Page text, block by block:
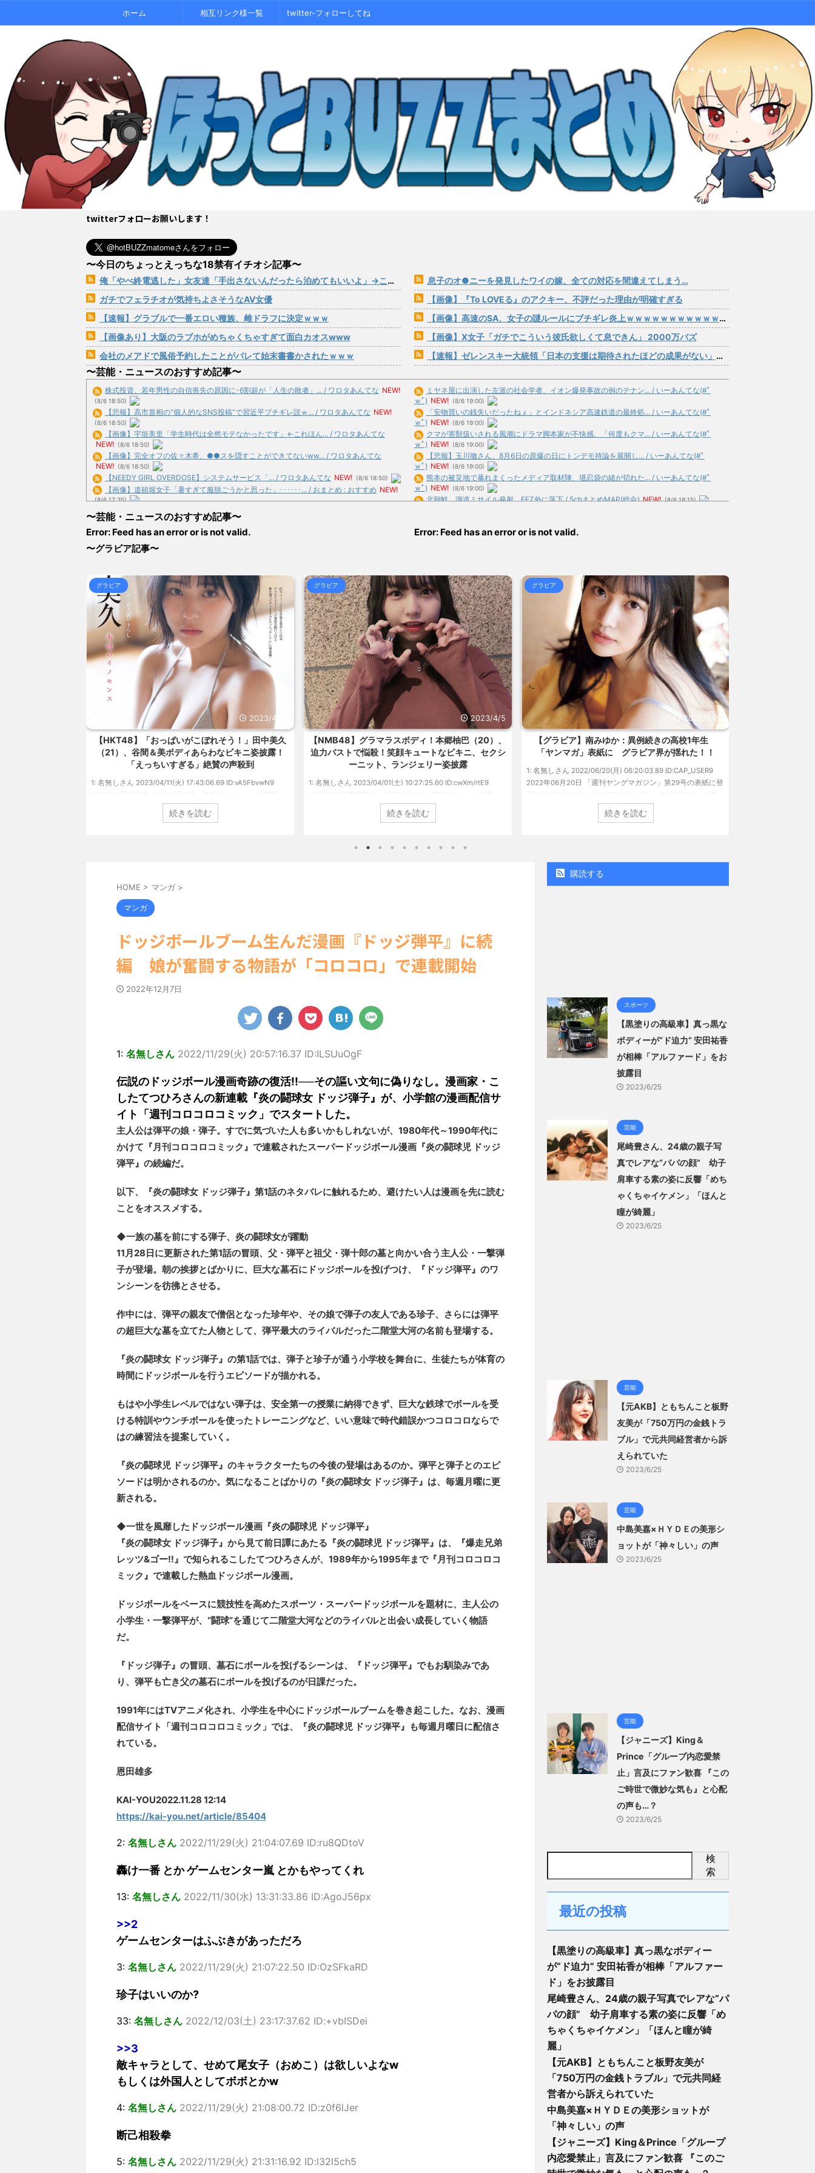
ホーム 相互リンク様一覧 twitter-フォローしてね
twitterフォローお願いします！
〜今日のちょっとえっちな18禁有イチオシ記事〜
俺「やべ終電逃した」女友達「手出さないんだったら泊めてもいいよ」→こうなるwww
ガチでフェラチオが気持ちよさそうなAV女優
【速報】グラブルで一番エロい種族、雌ドラフに決定ｗｗｗ
【画像あり】大阪のラブホがめちゃくちゃすぎて面白カオスwww
会社のメアドで風俗予約したことがバレて始末書書かされたｗｗｗ
息子のオ●ニーを発見したワイの嫁、全ての対応を間違えてしまう…
【画像】『To LOVEる』のアクキー、不評だった理由が明確すぎる
【画像】高速のSA、女子の謎ルールにブチギレ炎上ｗｗｗｗｗｗｗｗｗｗｗｗｗ
【画像】X女子「ガチでこういう彼氏欲しくて息できん」 2000万バズ
【速報】ゼレンスキー大統領「日本の支援は期待されたほどの成果がない」WWWWWWWWWWW
〜芸能・ニュースのおすすめ記事〜
株式投資、若年男性の自信喪失の原因に-6割超が「人生の敗者」... / ワロタあんてな NEW!
(8/6 18:50)
【悲報】高市首相の“個人的なSNS投稿”で習近平ブチギレ説ｗ... / ワロタあんてな NEW!
(8/6 18:50)
【画像】宇垣美里「学生時代は全然モテなかったです」←これほん... / ワロタあんてな
NEW! (8/6 18:50)
【画像】完全オフの佐々木希、●●スを隠すことができてないww... / ワロタあんてな
NEW! (8/6 18:50)
【NEEDY GIRL OVERDOSE】システムサービス「... / ワロタあんてな NEW! (8/6 18:50)
【画像】道頓堀女子「暑すぎて服脱ごうかと思った」･･････... / おまとめ : おすすめ NEW!
(8/6 17:35)
【画像】井口裕香(36)、タンクトップがはち切れそうなくらい... / おまとめ : おすすめ
NEW!
(8/6 17:35)
【画像】私のパンツギリギリ見えない写真載せるわ⇒www / おまとめ : おすすめ
(8/6 16:33)
【衝撃】メイウェザー「恵まれない子へ募金？そいつらが俺に何か... / おまとめ : おすすめ
【画像】このボケて、破壊力ありすぎてクッソワロタwww / おまとめ : おすすめ (8/6
16:07)
【信長の野望・新生】米問屋をどういう時にどこに建てるのかわか... / 気になるニュースま
とめアンテナ
(8/29 00:02)
安倍国葬たったの2.5億円に批判してる奴らって幾らならOKな... / 気になるニュースまとめ
アンテナ
(8/29 00:00)
【悲報】乃木中３０ｔｈヒット祈願が死ぬほど / 気になるニュースまとめアンテナ (8/29
00:00)
【モバマスSS】志希「苺の美味しい食べ方。そして雪美と食べる... / 気になるニュースま
とめアンテナ
(8/29 00:00)
【速報】スプラトゥーン公式、謝罪 / 気になるニュースまとめアンテナ (8/28 23:50)
Powered by livedoor 相互RSS
ミヤネ屋に出演した左派の社会学者、イオン爆発事故の例のテナン... / いーあんてな(#ﾟ
ｗﾟ) NEW! (8/6 19:00)
「安物買いの銭失いだったねぇ」とインドネシア高速鉄道の最終処... / いーあんてな(#ﾟ
ｗﾟ) NEW! (8/6 19:00)
クマが害獣扱いされる風潮にドラマ脚本家が不快感、「何度もクマ... / いーあんてな(#ﾟ
ｗﾟ) NEW! (8/6 19:00)
【悲報】玉川徹さん、8月6日の原爆の日にトンデモ持論を展開し... / いーあんてな(#ﾟ
ｗﾟ) NEW! (8/6 19:00)
熊本の被災地で暴れまくったメディア取材陣、堪忍袋の緒が切れた... / いーあんてな(#ﾟ
ｗﾟ) NEW! (8/6 19:00)
北朝鮮、弾道ミサイル発射 EEZ外に落下 / 5chまとめMAP(総合) NEW! (8/6 18:15)
【芸能】錦鯉・渡辺隆「飲み代は収入のほぼ…」税理士も仰天 / 5chまとめMAP(総
【経済】女性の労働力率は北欧並みも「低賃金依存」の限界 団塊... / 5chまとめMAP(総
合) NEW! (8/6 17:05)
海外「日本よ、お前がナンバーワンだ」 熊本地震直後の日本の対... / にゅーすなう！ まと
めアンテナ
(7/30 22:36)
【画像】おまえらこういう地雷系の女子高生って好きじゃないの？ / にゅーすなう！ まと
めアンテナ (7/30 22:26)
【為替相場】為替介入により一時1ドル157円台 しかし戻しも... / にゅーすなう！ まとめ
アンテナ (7/30 22:16)
勇気を出して白人美女にチン凸したアジア人短小男♂、爆笑されて... / にゅーすなう！ ま
とめアンテナ
(7/30 22:06)
海外「日本よ、お前がナンバーワンだ」 熊本地震直後の日本の対... / にゅーすなう！ まと
めアンテナ
(7/30 21:56)
Powered by livedoor 相互RSS
〜芸能・ニュースのおすすめ記事〜
Error: Feed has an error or is not valid.
Error: Feed has an error or is not valid.
〜グラビア記事〜
グラビア
2023/4/15
【HKT48】「おっぱいがこぼれそう！」田中美久
（21）、谷間＆美ボディあらわなビキニ姿披露！
「えっちいすぎる」絶賛の声殺到
1: 名無しさん 2023/04/11(火) 17:43:06.69 ID:vA5FbvwN9
HKT48の田中美久さんは4月8日、自身のInstagramを更新。
美しいボディがあらわになったビキニ姿を披露しました。
「素敵な表情」「セクシーで綺麗」 田中さんは桜の花びらの
続きを読む
グラビア
2023/4/5
【NMB48】グラマラスボディ！本郷柚巴（20）、
迫力バストで悩殺！笑顔キュートなビキニ、セクシ
ーニット、ランジェリー姿披露
1: 名無しさん 2023/04/01(土) 10:27:25.60 ID:cwXm/rtE9
社）のウェブサイト『ヤングアニマルWeb』のグラビアに初
登場した。 グラマラスなボディを武器に、グラビア界を席巻
続きを読む
グラビア
2022/6/20
【グラビア】南みゆか：異例続きの高校1年生
「ヤンマガ」表紙に グラビア界が揺れた！！
1: 名無しさん 2022/06/20(月) 06:20:03.89 ID:CAP_USER9
2022年06月20日 「週刊ヤングマガジン」第29号の表紙に登
みゆかさんが、6月20日発売のマンガ誌「週刊ヤングマガジ
ン」（講談社）第29号の表紙に登場した。 南さんは2005年
続きを読む
HOME > マンガ >
マンガ
ドッジボールブーム生んだ漫画『ドッジ弾平』に続
編 娘が奮闘する物語が「コロコロ」で連載開始
2022年12月7日
1: 名無しさん 2022/11/29(火) 20:57:16.37 ID:ILSUuOgF
伝説のドッジボール漫画奇跡の復活!!──その謳い文句に偽りなし。漫画家・こ
したてつひろさんの新連載『炎の闘球女 ドッジ弾子』が、小学館の漫画配信サ
イト「週刊コロコロコミック」でスタートした。
主人公は弾平の娘・弾子。すでに気づいた人も多いかもしれないが、1980年代～1990年代に
かけて『月刊コロコロコミック』で連載されたスーパードッジボール漫画『炎の闘球児 ドッジ
弾平』の続編だ。
以下、『炎の闘球女 ドッジ弾子』第1話のネタバレに触れるため、避けたい人は漫画を先に読む
ことをオススメする。
◆一族の墓を前にする弾子、炎の闘球女が躍動
11月28日に更新された第1話の冒頭、父・弾平と祖父・弾十郎の墓と向かい合う主人公・一撃弾
子が登場。朝の挨拶とばかりに、巨大な墓石にドッジボールを投げつけ、『ドッジ弾平』のワ
ンシーンを彷彿とさせる。
作中には、弾平の親友で僧侶となった珍年や、その娘で弾子の友人である珍子、さらには弾平
の超巨大な墓を立てた人物として、弾平最大のライバルだった二階堂大河の名前も登場する。
『炎の闘球女 ドッジ弾子』の第1話では、弾子と珍子が通う小学校を舞台に、生徒たちが体育の
時間にドッジボールを行うエピソードが描かれる。
もはや小学生レベルではない弾子は、安全第一の授業に納得できず、巨大な鉄球でボールを受
ける特訓やウンチボールを使ったトレーニングなど、いい意味で時代錯誤かつコロコロならで
はの練習法を提案していく。
『炎の闘球児 ドッジ弾平』のキャラクターたちの今後の登場はあるのか。弾平と弾子とのエピ
ソードは明かされるのか。気になることばかりの『炎の闘球女 ドッジ弾子』は、毎週月曜に更
新される。
◆一世を風靡したドッジボール漫画『炎の闘球児 ドッジ弾平』
『炎の闘球女 ドッジ弾子』から見て前日譚にあたる『炎の闘球児 ドッジ弾平』は、『爆走兄弟
レッツ&ゴー!!』で知られるこしたてつひろさんが、1989年から1995年まで『月刊コロコロコ
ミック』で連載した熱血ドッジボール漫画。
ドッジボールをベースに競技性を高めたスポーツ・スーパードッジボールを題材に、主人公の
小学生・一撃弾平が、“闘球”を通じて二階堂大河などのライバルと出会い成長していく物語
だ。
『ドッジ弾子』の冒頭、墓石にボールを投げるシーンは、『ドッジ弾平』でもお馴染みであ
り、弾平も亡き父の墓石にボールを投げるのが日課だった。
1991年にはTVアニメ化され、小学生を中心にドッジボールブームを巻き起こした。なお、漫画
配信サイト「週刊コロコロコミック」では、『炎の闘球児 ドッジ弾平』も毎週月曜日に配信さ
れている。
恩田雄多
KAI-YOU2022.11.28 12:14
https://kai-you.net/article/85404
2: 名無しさん 2022/11/29(火) 21:04:07.69 ID:ru8QDtoV
轟け一番 とか ゲームセンター嵐 とかもやってくれ
13: 名無しさん 2022/11/30(水) 13:31:33.86 ID:AgoJ56px
>>2
ゲームセンターはふぶきがあっただろ
3: 名無しさん 2022/11/29(火) 21:07:22.50 ID:OzSFkaRD
珍子はいいのか?
33: 名無しさん 2022/12/03(土) 23:17:37.62 ID:+vbISDei
>>3
敵キャラとして、せめて尾女子（おめこ）は欲しいよなw
もしくは外国人としてボボとかw
4: 名無しさん 2022/11/29(火) 21:08:00.72 ID:z0f6lJer
断己相殺拳
5: 名無しさん 2022/11/29(火) 21:31:16.92 ID:l32l5ch5
購読する
スポーツ
【黒塗りの高級車】真っ黒な
ボディーが“ド迫力” 安田祐香
が相棒「アルファード」をお
披露目
2023/6/25
芸能
尾崎豊さん、24歳の親子写
真でレアな“パパの顔” 幼子
肩車する素の姿に反響「めち
ゃくちゃイケメン」「ほんと
瞳が綺麗」
2023/6/25
芸能
【元AKB】ともちんこと板野
友美が「750万円の金銭トラ
ブル」で元共同経営者から訴
えられていた
2023/6/25
芸能
中島美嘉×ＨＹＤＥの美形シ
ョットが「神々しい」の声
2023/6/25
芸能
【ジャニーズ】King＆
Prince「グループ内恋愛禁
止」言及にファン歓喜 『この
ご時世で微妙な気も』と心配
の声も…？
2023/6/25
検
索
最近の投稿
【黒塗りの高級車】真っ黒なボディー
が“ド迫力” 安田祐香が相棒「アルファー
ド」をお披露目
尾崎豊さん、24歳の親子写真でレアな“パ
パの顔” 幼子肩車する素の姿に反響「め
ちゃくちゃイケメン」「ほんと瞳が綺
麗」
【元AKB】ともちんこと板野友美が
「750万円の金銭トラブル」で元共同経
営者から訴えられていた
中島美嘉×ＨＹＤＥの美形ショットが
「神々しい」の声
【ジャニーズ】King＆Prince「グループ
内恋愛禁止」言及にファン歓喜 『このご